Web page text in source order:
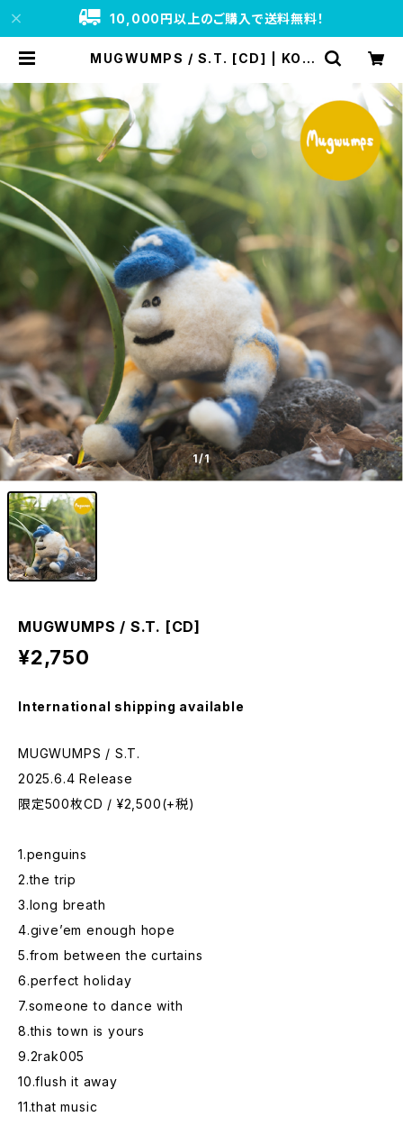
10,000円以上のご購入で送料無料！
MUGWUMPS / S.T. [CD] | KOG
1/1
MUGWUMPS / S.T. [CD]
¥2,750
International shipping available
MUGWUMPS / S.T.
2025.6.4 Release
限定500枚CD / ¥2,500(+税)
1.penguins
2.the trip
3.long breath
4.give’em enough hope
5.from between the curtains
6.perfect holiday
7.someone to dance with
8.this town is yours
9.2rak005
10.flush it away
11.that music